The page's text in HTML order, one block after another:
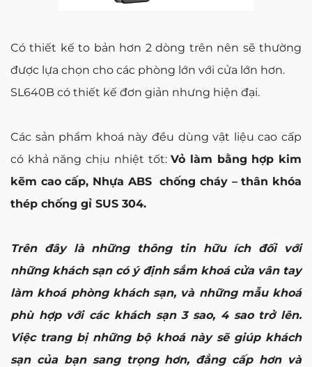
Có thiết kế to bản hơn 2 dòng trên nên sẽ thường
được lựa chọn cho các phòng lớn với cửa lớn hơn.
SL640B có thiết kế đơn giản nhưng hiện đại.
Các sản phẩm khoá này đều dùng vật liệu cao cấp
có khả năng chịu nhiệt tốt:Vỏ làm bằng hợp kim
kẽm cao cấp, Nhựa ABS chống cháy – thân khóa
thép chống gỉ SUS 304.
Trên đây là những thông tin hữu ích đối với
những khách sạn có ý định sắm khoá cửa vân tay
làm khoá phòng khách sạn, và những mẫu khoá
phù hợp với các khách sạn 3 sao, 4 sao trở lên.
Việc trang bị những bộ khoá này sẽ giúp khách
sạn của bạn sang trọng hơn, đẳng cấp hơn và